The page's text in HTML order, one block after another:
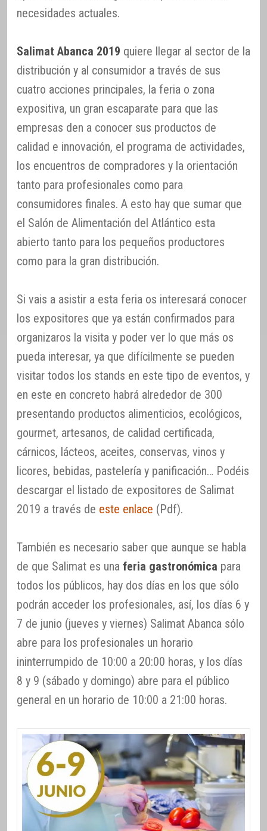
necesidades actuales.
Salimat Abanca 2019 quiere llegar al sector de la
distribución y al consumidor a través de sus
cuatro acciones principales, la feria o zona
expositiva, un gran escaparate para que las
empresas den a conocer sus productos de
calidad e innovación, el programa de actividades,
los encuentros de compradores y la orientación
tanto para profesionales como para
consumidores finales. A esto hay que sumar que
el Salón de Alimentación del Atlántico esta
abierto tanto para los pequeños productores
como para la gran distribución.
Si vais a asistir a esta feria os interesará conocer
los expositores que ya están confirmados para
organizaros la visita y poder ver lo que más os
pueda interesar, ya que difícilmente se pueden
visitar todos los stands en este tipo de eventos, y
en este en concreto habrá alrededor de 300
presentando productos alimenticios, ecológicos,
gourmet, artesanos, de calidad certificada,
cárnicos, lácteos, aceites, conservas, vinos y
licores, bebidas, pastelería y panificación… Podéis
descargar el listado de expositores de Salimat
2019 a través de este enlace (Pdf).
También es necesario saber que aunque se habla
de que Salimat es una feria gastronómica para
todos los públicos, hay dos días en los que sólo
podrán acceder los profesionales, así, los días 6 y
7 de junio (jueves y viernes) Salimat Abanca sólo
abre para los profesionales un horario
ininterrumpido de 10:00 a 20:00 horas, y los días
8 y 9 (sábado y domingo) abre para el público
general en un horario de 10:00 a 21:00 horas.